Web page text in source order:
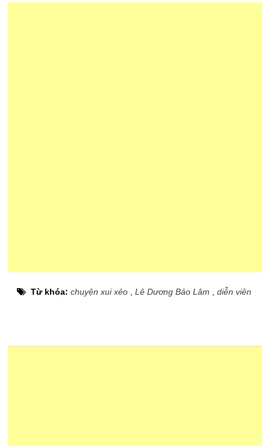
Từ khóa:chuyện xui xẻo ,Lê Dương Bảo Lâm ,diễn viên